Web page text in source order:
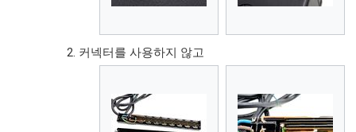
커넥터를 사용하지 않고